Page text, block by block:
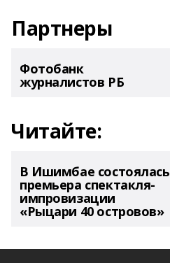
Партнеры
Фотобанк
журналистов РБ
Читайте:
В Ишимбае состоялась
премьера спектакля-
импровизации
«Рыцари 40 островов»